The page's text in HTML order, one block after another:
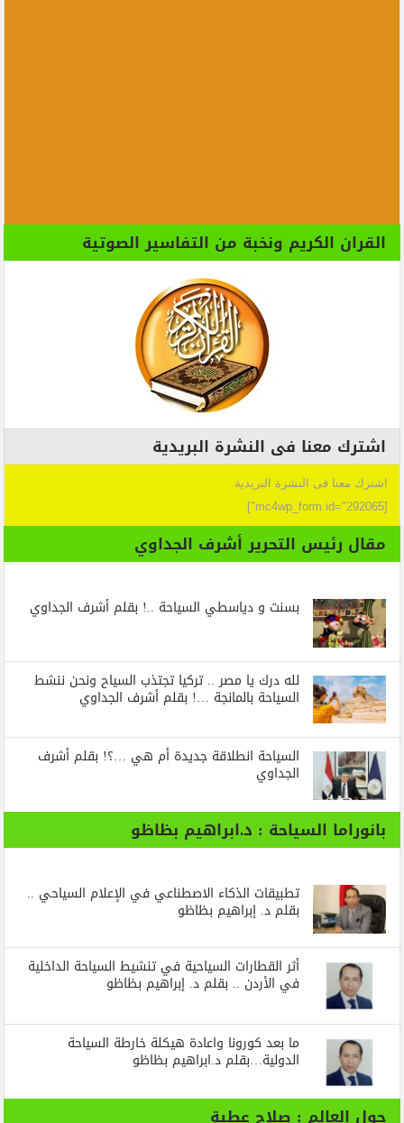
القران الكريم ونخبة من التفاسير الصوتية
اشترك معنا فى النشرة البريدية
اشترك معنا فى النشرة البريدية
[mc4wp_form id="292065"]
مقال رئيس التحرير أشرف الجداوي
بسنت و دياسطي السياحة ..! بقلم أشرف الجداوي
لله درك يا مصر .. تركيا تجتذب السياح ونحن ننشط
السياحة بالمانجة …! بقلم أشرف الجداوي
السياحة انطلاقة جديدة أم هي …؟! بقلم أشرف
الجداوي
بانوراما السياحة : د.ابراهيم بظاظو
تطبيقات الذكاء الاصطناعي في الإعلام السياحي ..
بقلم د. إبراهيم بظاظو
أثر القطارات السياحية في تنشيط السياحة الداخلية
في الأردن .. بقلم د. إبراهيم بظاظو
ما بعد كورونا واعادة هيكلة خارطة السياحة
الدولية…بقلم د.ابراهيم بظاظو
حول العالم : صلاح عطية